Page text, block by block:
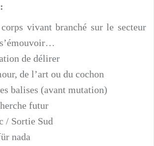
vivant branché sur le secteur
de délirer
de l’art ou du cochon
balises (avant mutation)
futur
/ Sortie Sud
nada